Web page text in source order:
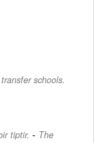
schools.
tiptir. - The